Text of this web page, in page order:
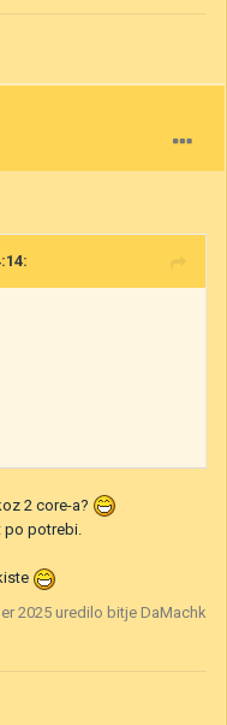
2 core-a?
po potrebi.
2025 uredilo bitje DaMachk